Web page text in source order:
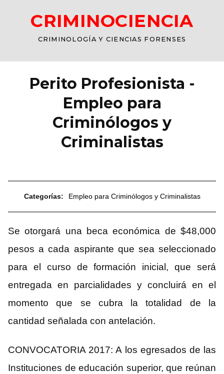
CRIMINOCIENCIA
CRIMINOLOGÍA Y CIENCIAS FORENSES
Perito Profesionista -
Empleo para
Criminólogos y
Criminalistas
Categorías: Empleo para Criminólogos y Criminalistas
Se otorgará una beca económica de $48,000
pesos a cada aspirante que sea seleccionado
para el curso de formación inicial, que será
entregada en parcialidades y concluirá en el
momento que se cubra la totalidad de la
cantidad señalada con antelación.
CONVOCATORIA 2017: A los egresados de las
Instituciones de educación superior, que reúnan